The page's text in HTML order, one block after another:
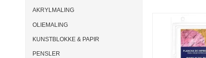
AKRYLMALING
OLIEMALING
KUNSTBLOKKE & PAPIR
PENSLER